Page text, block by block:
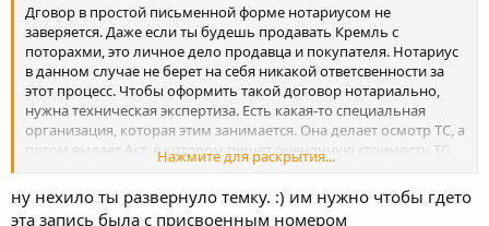
Дговор в простой письменной форме нотариусом не
заверяется. Даже если ты будешь продавать Кремль с
поторахми, это личное дело продавца и покупателя. Нотариус
в данном случае не берет на себя никакой ответсвенности за
этот процесс. Чтобы оформить такой договор нотариально,
нужна техническая экспертиза. Есть какая-то специальная
организация, которая этим занимается. Она делает осмотр ТС, а
потом выдает Акт, в котором пишет оценочную стоимость ТС.
И вот уже владелец может продавать свое ТС по цене равной
или выше оценочной. Чтобы сделать эту экспертизу, нужно
опять же заплатить деньги и ждать пару-тройку недель. После
Нажмите для раскрытия...
ну нехило ты развернуло темку. :) им нужно чтобы гдето
эта запись была с присвоенным номером